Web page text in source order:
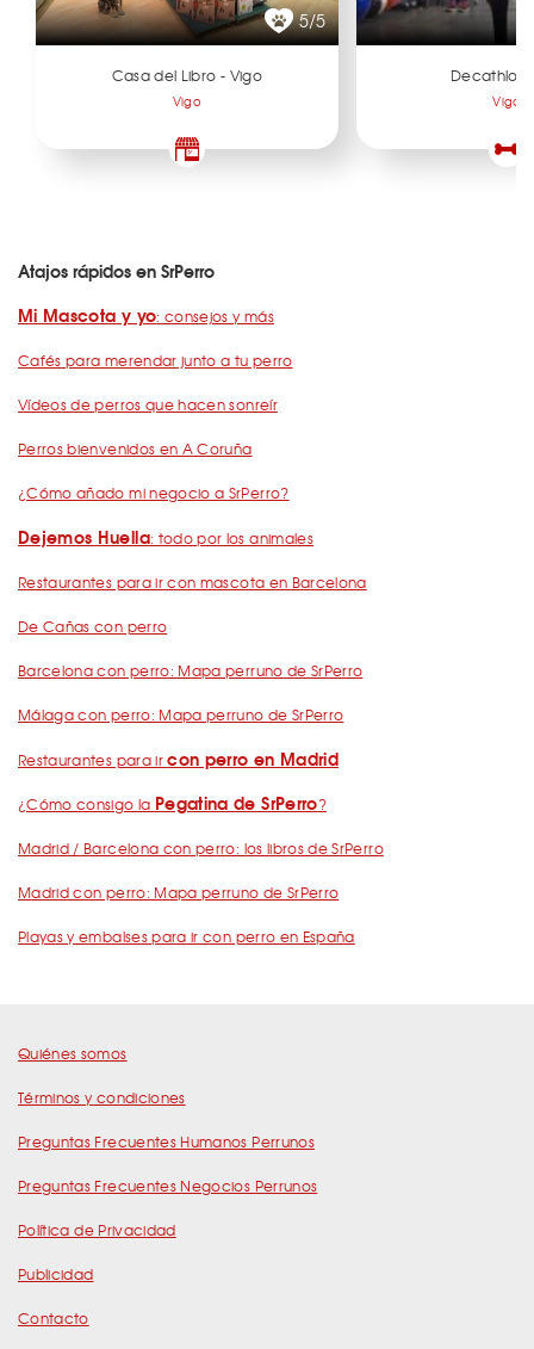
5/5
Casa del Libro - Vigo
Vigo
Decathlon
Vigo
Atajos rápidos en SrPerro
Mi Mascota y yo: consejos y más
Cafés para merendar junto a tu perro
Vídeos de perros que hacen sonreír
Perros bienvenidos en A Coruña
¿Cómo añado mi negocio a SrPerro?
Dejemos Huella: todo por los animales
Restaurantes para ir con mascota en Barcelona
De Cañas con perro
Barcelona con perro: Mapa perruno de SrPerro
Málaga con perro: Mapa perruno de SrPerro
Restaurantes para ircon perro en Madrid
¿Cómo consigo la Pegatina de SrPerro?
Madrid / Barcelona con perro: los libros de SrPerro
Madrid con perro: Mapa perruno de SrPerro
Playas y embalses para ir con perro en España
Quiénes somos
Términos y condiciones
Preguntas Frecuentes Humanos Perrunos
Preguntas Frecuentes Negocios Perrunos
Política de Privacidad
Publicidad
Contacto